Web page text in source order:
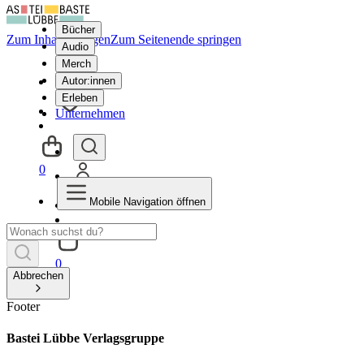
Bücher
Audio
Merch
Autor:innen
Erleben
Unternehmen
0
Zum Inhalt springenZum Seitenende springen
0
Mobile Navigation öffnen
Abbrechen
Footer
Bastei Lübbe Verlagsgruppe